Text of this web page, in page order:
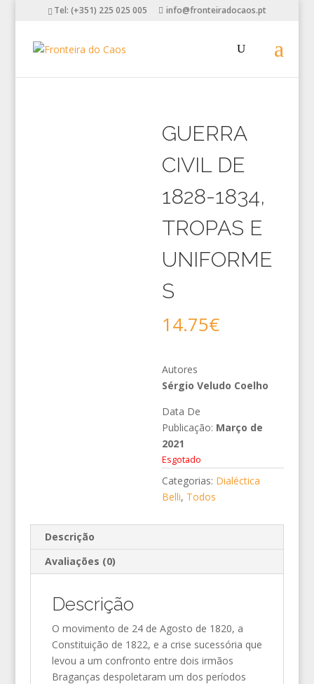
Tel: (+351) 225 025 005 info@fronteiradocaos.pt
GUERRA
CIVIL DE
1828-1834,
TROPAS E
UNIFORME
S
14.75€
Autores
Sérgio Veludo Coelho
Data De
Publicação: Março de
2021
Esgotado
Categorias: Dialéctica
Belli, Todos
Descrição
Avaliações (0)
Descrição
O movimento de 24 de Agosto de 1820, a
Constituição de 1822, e a crise sucessória que
levou a um confronto entre dois irmãos
Braganças despoletaram um dos períodos